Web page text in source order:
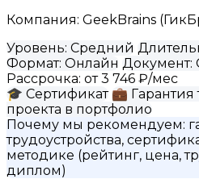
Компания: GeekBrains
Уровень: Средний
Формат: Онлайн Документ:
Рассрочка: от 3 746 ₽/мес
🎓 Сертификат 💼 Гарантия
проекта в портфолио
Почему мы рекомендуем:
трудоустройства,
методике (рейтинг, цена,
диплом)